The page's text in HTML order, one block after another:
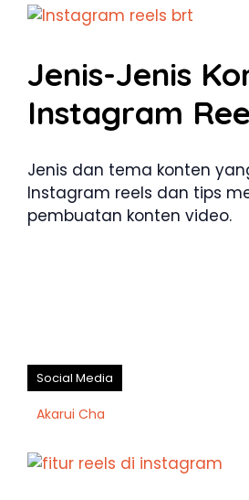
Jenis-Jenis
Instagram
Jenis dan tema konten
Instagram reels dan tips
pembuatan konten video.
Social Media
Akarui Cha